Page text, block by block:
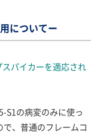
についてー
スパイカーを適応され
S1の病変のみに使っ
、普通のフレームコ